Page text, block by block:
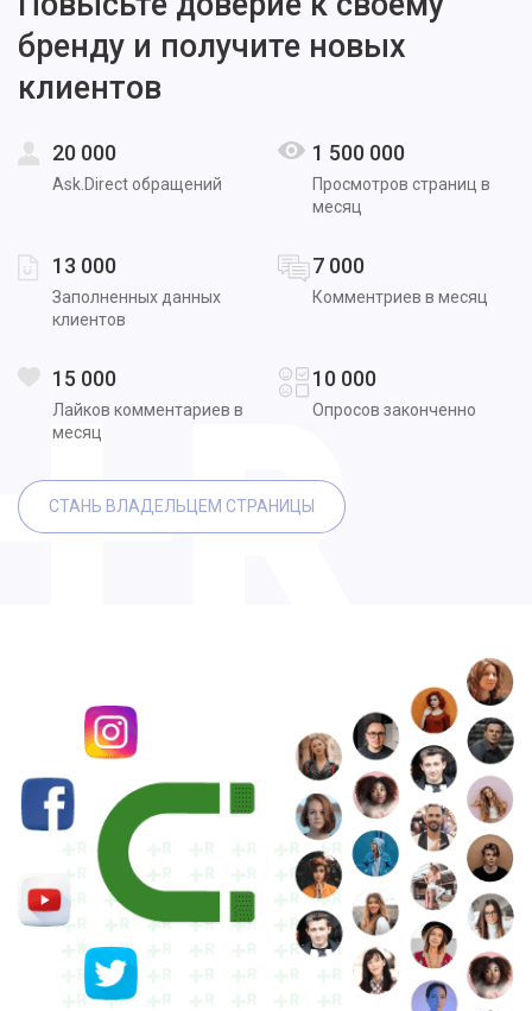
бренду и получите новых
клиентов
20 000
Ask.Direct обращений
1 500 000
Просмотров страниц в
месяц
13 000
Заполненных данных
клиентов
7 000
Комментриев в месяц
15 000
Лайков комментариев в
месяц
10 000
Опросов законченно
СТАНЬ ВЛАДЕЛЬЦЕМ СТРАНИЦЫ